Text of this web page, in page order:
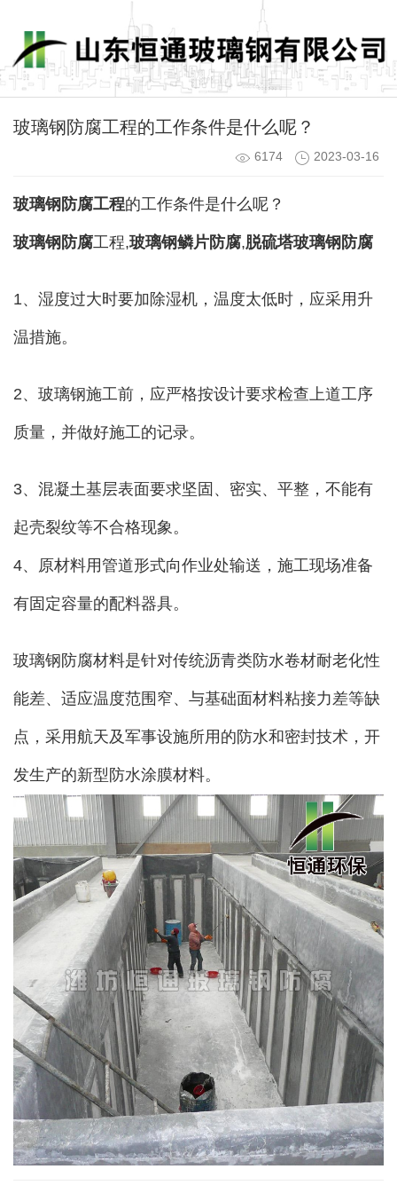
玻璃钢防腐工程的工作条件是什么呢？
6174 2023-03-16
玻璃钢防腐工程的工作条件是什么呢？
玻璃钢防腐工程,玻璃钢鳞片防腐,脱硫塔玻璃钢防腐
1、湿度过大时要加除湿机，温度太低时，应采用升
温措施。
2、玻璃钢施工前，应严格按设计要求检查上道工序
质量，并做好施工的记录。
3、混凝土基层表面要求坚固、密实、平整，不能有
起壳裂纹等不合格现象。
4、原材料用管道形式向作业处输送，施工现场准备
有固定容量的配料器具。
玻璃钢防腐材料是针对传统沥青类防水卷材耐老化性
能差、适应温度范围窄、与基础面材料粘接力差等缺
点，采用航天及军事设施所用的防水和密封技术，开
发生产的新型防水涂膜材料。